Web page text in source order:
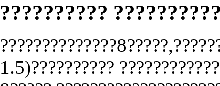
??????????
1.5)??????????